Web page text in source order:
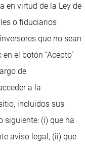
en virtud de la Ley de
o fiduciarios
que no sean
el botón “Acepto”
de
a la
incluidos sus
siguiente: (i) que ha
aviso legal, (ii) que